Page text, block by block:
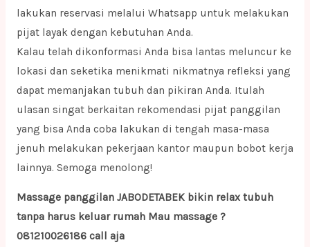
lakukan reservasi melalui Whatsapp untuk melakukan
pijat layak dengan kebutuhan Anda.
Kalau telah dikonformasi Anda bisa lantas meluncur ke
lokasi dan seketika menikmati nikmatnya refleksi yang
dapat memanjakan tubuh dan pikiran Anda. Itulah
ulasan singat berkaitan rekomendasi pijat panggilan
yang bisa Anda coba lakukan di tengah masa-masa
jenuh melakukan pekerjaan kantor maupun bobot kerja
lainnya. Semoga menolong!
Massage panggilan JABODETABEK bikin relax tubuh
tanpa harus keluar rumah Mau massage ?
081210026186 call aja